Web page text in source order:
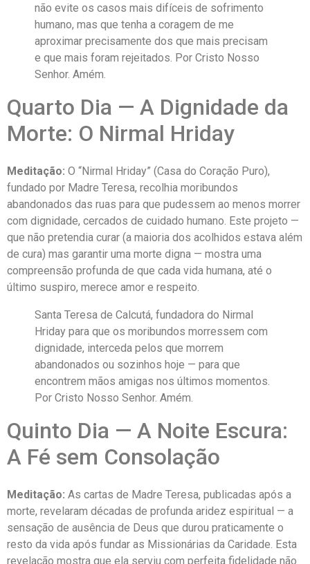
não evite os casos mais difíceis de sofrimento
humano, mas que tenha a coragem de me
aproximar precisamente dos que mais precisam
e que mais foram rejeitados. Por Cristo Nosso
Senhor. Amém.
Quarto Dia — A Dignidade da
Morte: O Nirmal Hriday
Meditação: O “Nirmal Hriday” (Casa do Coração Puro),
fundado por Madre Teresa, recolhia moribundos
abandonados das ruas para que pudessem ao menos morrer
com dignidade, cercados de cuidado humano. Este projeto —
que não pretendia curar (a maioria dos acolhidos estava além
de cura) mas garantir uma morte digna — mostra uma
compreensão profunda de que cada vida humana, até o
último suspiro, merece amor e respeito.
Santa Teresa de Calcutá, fundadora do Nirmal
Hriday para que os moribundos morressem com
dignidade, interceda pelos que morrem
abandonados ou sozinhos hoje — para que
encontrem mãos amigas nos últimos momentos.
Por Cristo Nosso Senhor. Amém.
Quinto Dia — A Noite Escura:
A Fé sem Consolação
Meditação: As cartas de Madre Teresa, publicadas após a
morte, revelaram décadas de profunda aridez espiritual — a
sensação de ausência de Deus que durou praticamente o
resto da vida após fundar as Missionárias da Caridade. Esta
revelação mostra que ela serviu com perfeita fidelidade não